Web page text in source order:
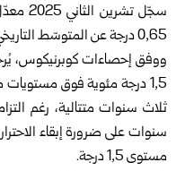
0,65 درجة عن المتوسّط التاريخي.
1,5 درجة مئوية فوق
ثلاث سنوات متتالية، رغم
سنوات على ضرورة إبقاء
مستوى 1,5 درجة.